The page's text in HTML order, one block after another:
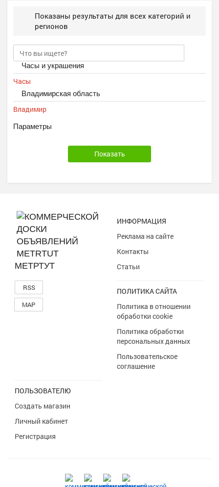
Показаны результаты для всех категорий и
регионов
Часы и украшения
Часы
Владимирская область
Владимир
Параметры
МЕТРТУТ
RSS
MAP
ИНФОРМАЦИЯ
Реклама на сайте
Контакты
Статьи
ПОЛИТИКА САЙТА
Политика в отношении
обработки cookie
Политика обработки
персональных данных
Пользовательское
соглашение
ПОЛЬЗОВАТЕЛЮ
Создать магазин
Личный кабинет
Регистрация